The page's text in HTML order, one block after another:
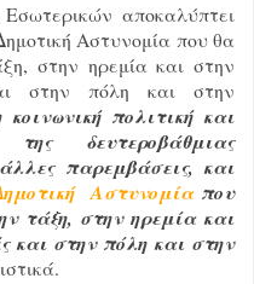
αποκαλύπτει
Αστυνομία που θα
στην ηρεμία και στην
στην πόλη και στην
πολιτική και
δευτεροβάθμιας
παρεμβάσεις, και
Αστυνομία που
τάξη, στην ηρεμία και
και στην πόλη και στην